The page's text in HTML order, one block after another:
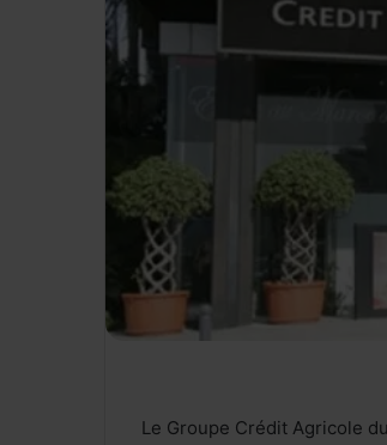
Le Groupe Crédit Agricole